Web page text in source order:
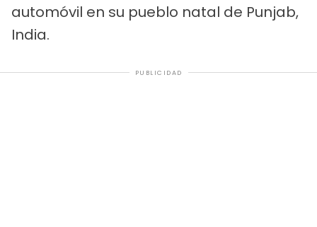
automóvil en su pueblo natal de Punjab,
India.
PUBLICIDAD